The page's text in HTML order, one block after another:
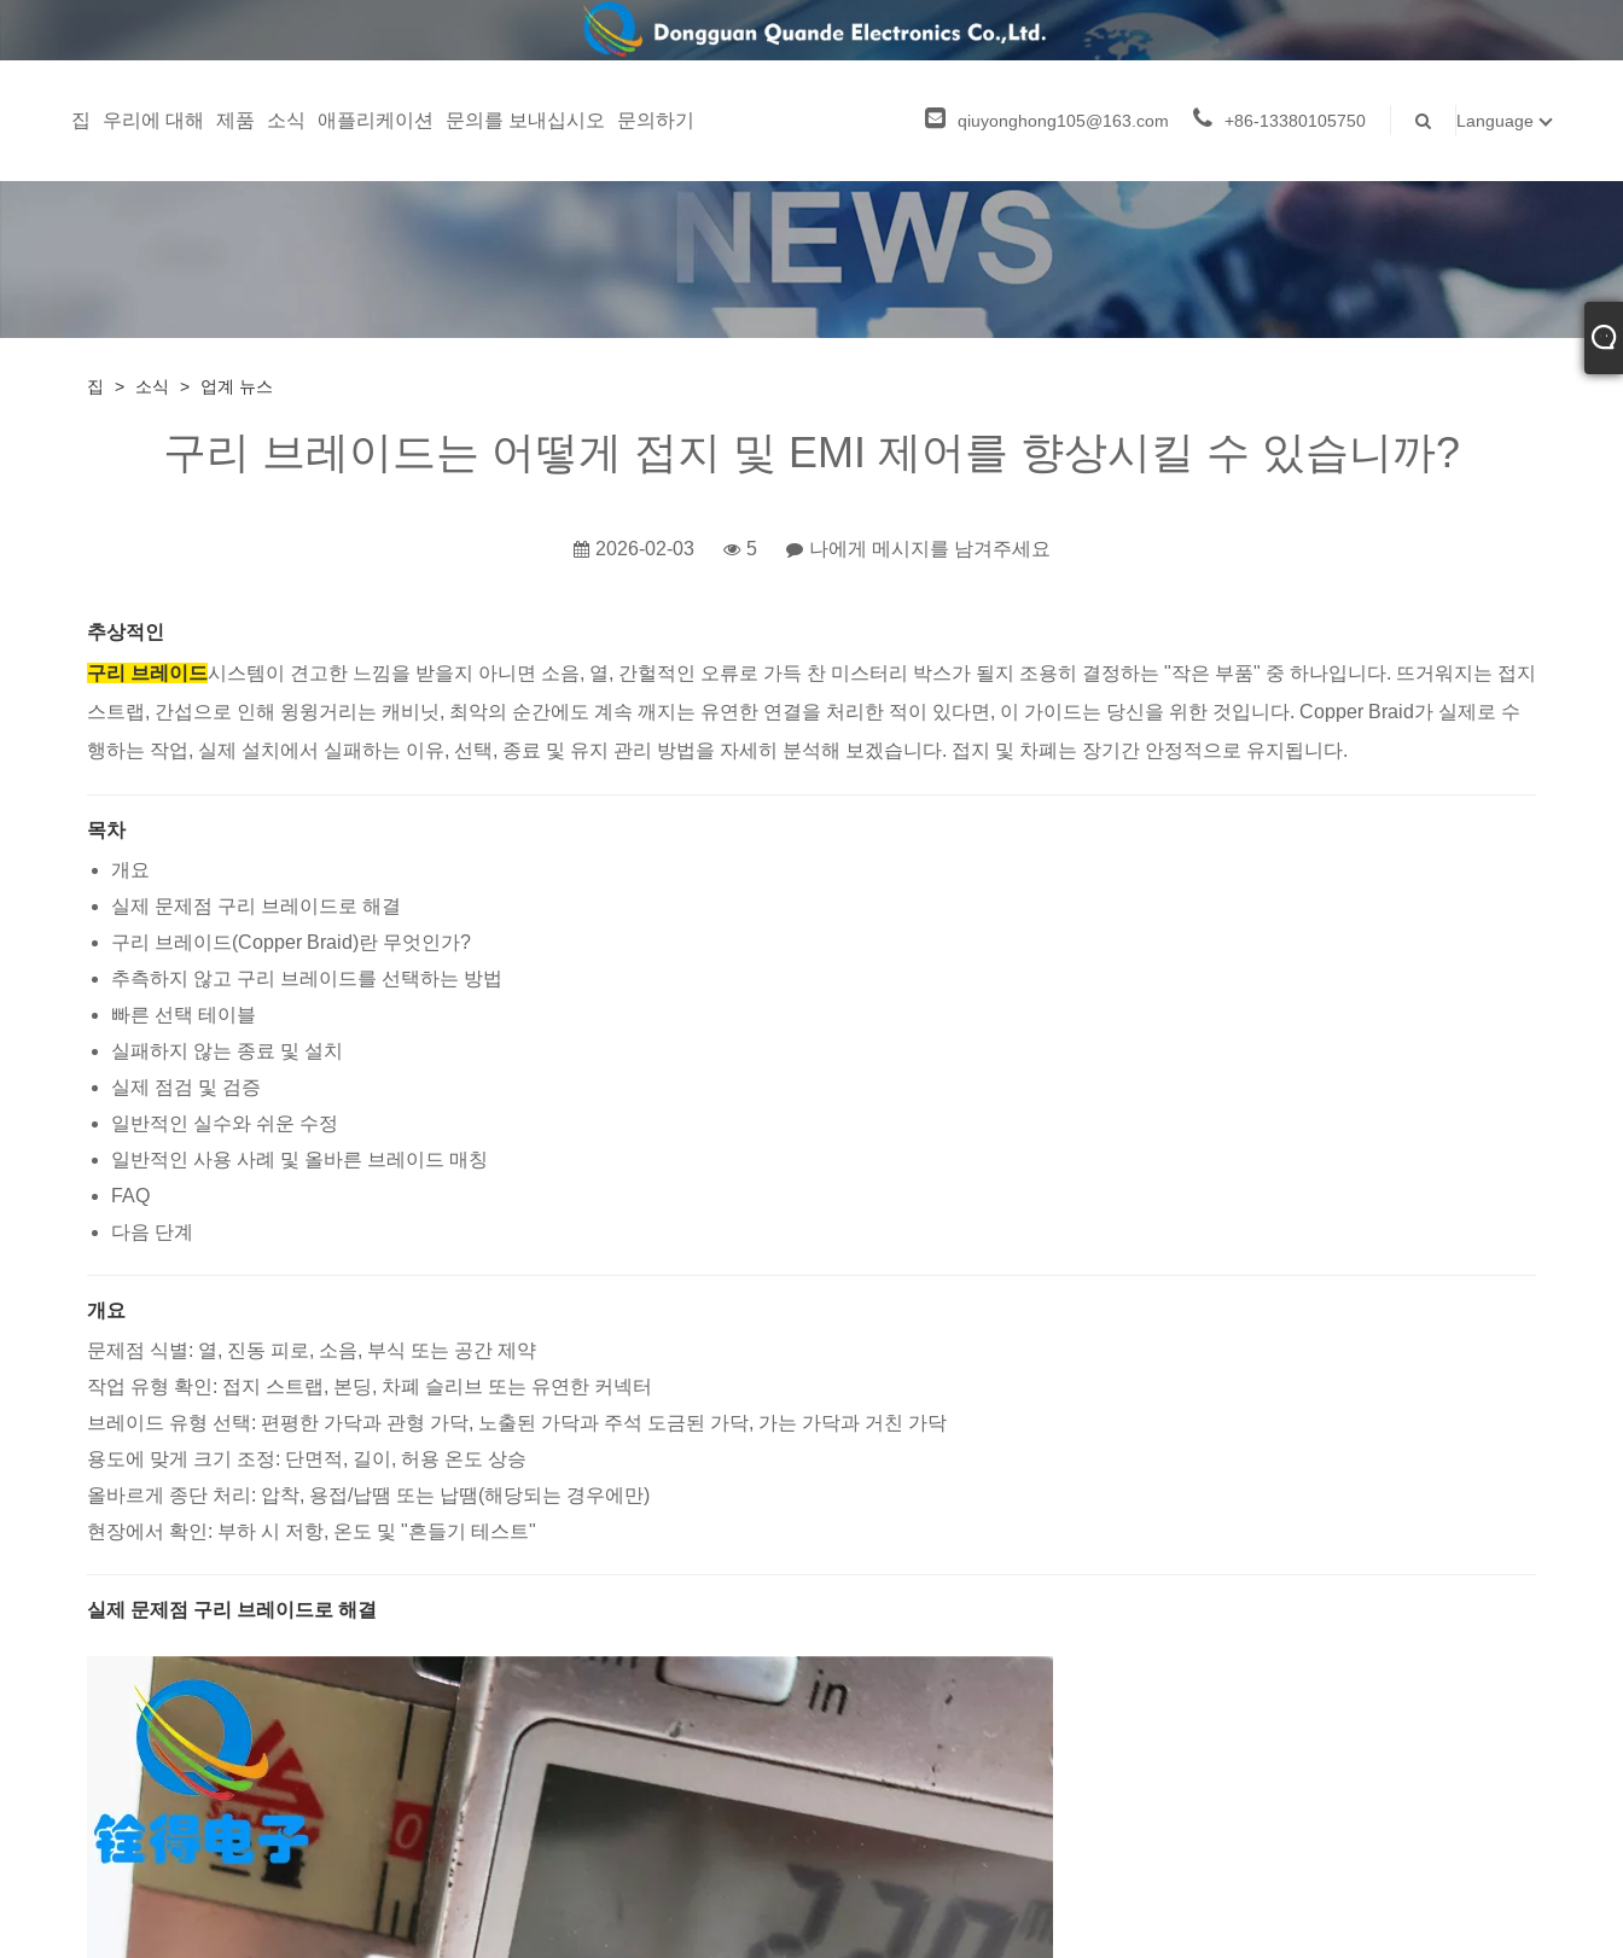
집 우리에 대해 제품 소식 애플리케이션 문의를 보내십시오 문의하기 qiuyonghong105@163.com +86-13380105750 Language
집 > 소식 > 업계 뉴스
구리 브레이드는 어떻게 접지 및 EMI 제어를 향상시킬 수 있습니까?
2026-02-03 5 나에게 메시지를 남겨주세요
추상적인
구리 브레이드시스템이 견고한 느낌을 받을지 아니면 소음, 열, 간헐적인 오류로 가득 찬 미스터리 박스가 될지 조용히 결정하는 "작은 부품" 중 하나입니다. 뜨거워지는 접지
스트랩, 간섭으로 인해 윙윙거리는 캐비닛, 최악의 순간에도 계속 깨지는 유연한 연결을 처리한 적이 있다면, 이 가이드는 당신을 위한 것입니다. Copper Braid가 실제로 수
행하는 작업, 실제 설치에서 실패하는 이유, 선택, 종료 및 유지 관리 방법을 자세히 분석해 보겠습니다. 접지 및 차폐는 장기간 안정적으로 유지됩니다.
목차
개요
실제 문제점 구리 브레이드로 해결
구리 브레이드(Copper Braid)란 무엇인가?
추측하지 않고 구리 브레이드를 선택하는 방법
빠른 선택 테이블
실패하지 않는 종료 및 설치
실제 점검 및 검증
일반적인 실수와 쉬운 수정
일반적인 사용 사례 및 올바른 브레이드 매칭
FAQ
다음 단계
개요
문제점 식별: 열, 진동 피로, 소음, 부식 또는 공간 제약
작업 유형 확인: 접지 스트랩, 본딩, 차폐 슬리브 또는 유연한 커넥터
브레이드 유형 선택: 편평한 가닥과 관형 가닥, 노출된 가닥과 주석 도금된 가닥, 가는 가닥과 거친 가닥
용도에 맞게 크기 조정: 단면적, 길이, 허용 온도 상승
올바르게 종단 처리: 압착, 용접/납땜 또는 납땜(해당되는 경우에만)
현장에서 확인: 부하 시 저항, 온도 및 "흔들기 테스트"
실제 문제점 구리 브레이드로 해결